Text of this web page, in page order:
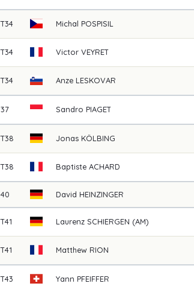
T34 Michal POSPISIL
T34 VictorVEYRET
T34 Anze LESKOVAR
37 Sandro PIAGET
T38 Jonas KÖLBING
T38 Baptiste ACHARD
40 David HEINZINGER
T41 Laurenz SCHIERGEN (AM)
T41 Matthew RION
T43 Yann PFEIFFER